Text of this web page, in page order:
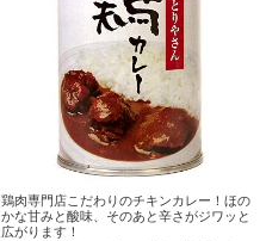
鶏肉専門店こだわりのチキンカレー！ほの
かな甘みと酸味、そのあと辛さがジワッと
広がります！